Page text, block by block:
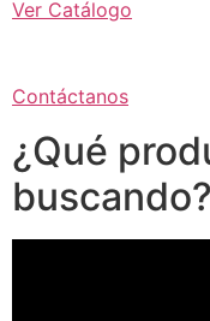
Ver Catálogo
Contáctanos
¿Qué
buscando?